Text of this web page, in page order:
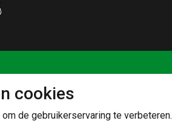
cookies
de gebruikerservaring te verbeteren.